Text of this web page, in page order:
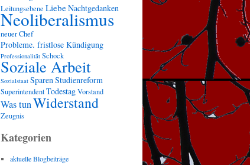
Leitungsebene LiebeNachtgedanken
Neoliberalismus
neuer Chef
Probleme. fristlose Kündigung
Professionalität Schock
Soziale Arbeit
Sozialstaat Sparen Studienreform
SuperintendentTodestagVorstand
Was tunWiderstand
Zeugnis
Kategorien
aktuelle Blogbeiträge